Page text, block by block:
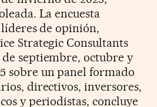
La encuesta
de opinión,
Strategic Consultants
septiembre, octubre y
sobre un panel formado
directivos, inversores,
y periodistas, concluye